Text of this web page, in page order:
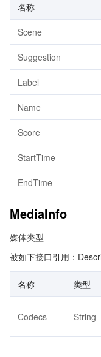
名称
Scene
Suggestion
Label
Name
Score
StartTime
EndTime
MediaInfo
媒体类型
被如下接口引用：
名称 类型
Codecs String